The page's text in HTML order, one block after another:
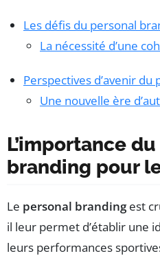
Les défis du personal
La nécessité d’une
Perspectives d’avenir
Une nouvelle ère
L’importance
branding pour
Le personal brandingest
il leur permet d’établir une
leurs performances